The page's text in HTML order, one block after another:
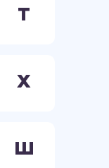
Т
Х
Ш